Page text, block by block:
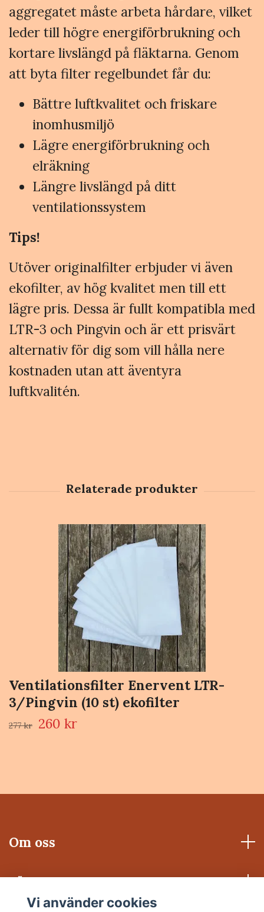
aggregatet måste arbeta hårdare, vilket
leder till högre energiförbrukning och
kortare livslängd på fläktarna. Genom
att byta filter regelbundet får du:
Bättre luftkvalitet och friskare
inomhusmiljö
Lägre energiförbrukning och
elräkning
Längre livslängd på ditt
ventilationssystem
Tips!
Utöver originalfilter erbjuder vi även
ekofilter, av hög kvalitet men till ett
lägre pris. Dessa är fullt kompatibla med
LTR-3 och Pingvin och är ett prisvärt
alternativ för dig som vill hålla nere
kostnaden utan att äventyra
luftkvalitén.
Ventilationsfilter Enervent LTR-
3/Pingvin (10 st) ekofilter
277 kr 260 kr
Om oss
Läs mer
Vi använder cookies